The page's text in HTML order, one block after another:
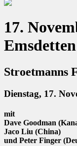
17.
Emsdetten
Stroetmanns
Dienstag, 17.
mit
Dave Goodman
Jaco Liu (China)
und Peter Finger